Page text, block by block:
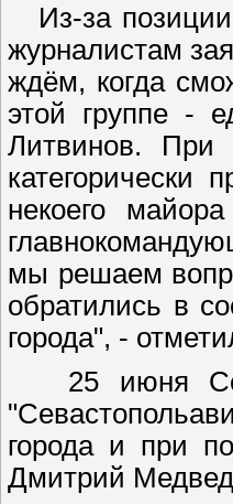
Из-за позиции
журналистам
ждём, когда
этой группе -
Литвинов. При
некоего
мы решаем
обратились в
города", -
25 июня
города и при
Дмитрий